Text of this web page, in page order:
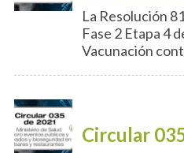
La Resolución
Fase 2 Etapa 4
Vacunación
Circular